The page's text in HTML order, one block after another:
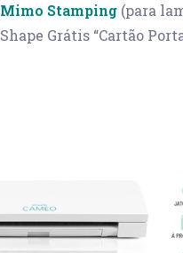
Mimo Stamping (para
Shape Grátis “Cartão